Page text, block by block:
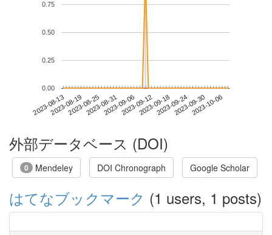
2023-08-132023-08-192023-08-252023-08-312023-09-062023-09-122023-09-182023-09-242023-09-302023-10-06
0.00
0.25
0.50
0.75
外部データベース (DOI)
0 Mendeley DOI Chronograph Google Scholar
はてなブックマーク (1 users, 1 posts)